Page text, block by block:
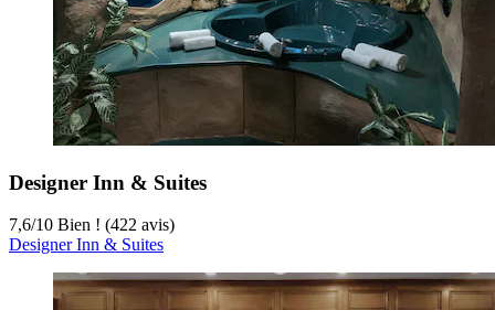
Designer Inn & Suites
7,6/10 Bien ! (422 avis)
Designer Inn & Suites